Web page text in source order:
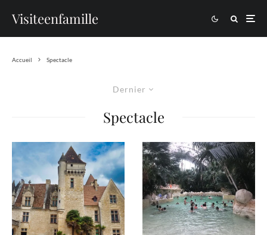
Visiteenfamille
Accueil Spectacle
Dernier
Spectacle